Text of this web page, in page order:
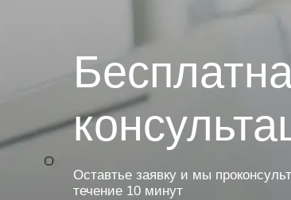
Оставтье заявку и мы
течение 10 минут